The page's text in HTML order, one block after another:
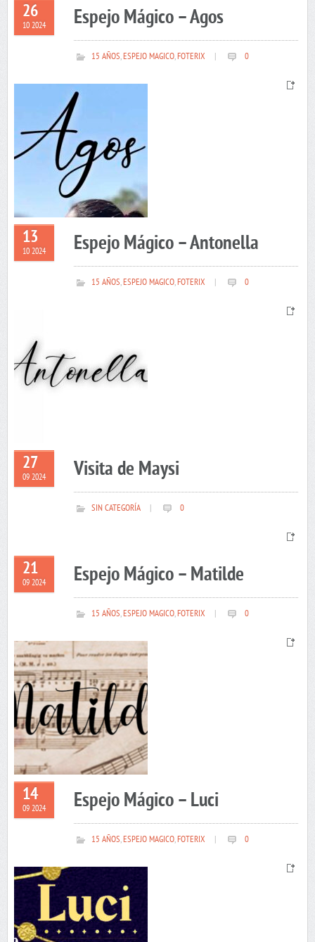
26
10 2024 Espejo Mágico – Agos
15 AÑOS,ESPEJO MAGICO,FOTERIX 0
13
10 2024 Espejo Mágico – Antonella
15 AÑOS,ESPEJO MAGICO,FOTERIX 0
27
09 2024 Visita de Maysi
SIN CATEGORÍA 0
21
09 2024 Espejo Mágico – Matilde
15 AÑOS,ESPEJO MAGICO,FOTERIX 0
14
09 2024 Espejo Mágico – Luci
15 AÑOS,ESPEJO MAGICO,FOTERIX 0